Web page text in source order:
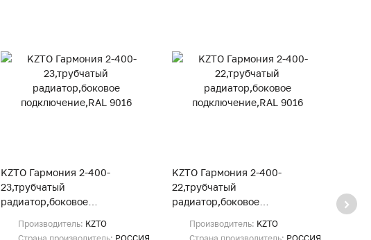
KZTO Гармония 2-400-
23,трубчатый
радиатор,боковое
Производитель: KZTO
KZTO Гармония 2-400-
22,трубчатый
радиатор,боковое
Производитель: KZTO